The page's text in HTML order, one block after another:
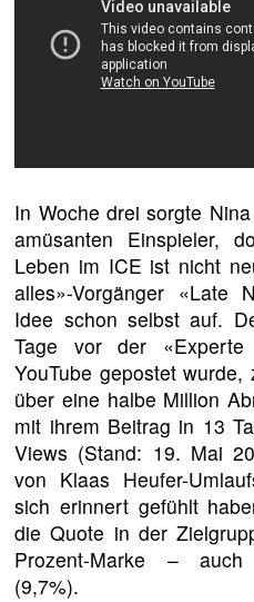
In Woche drei sorgte
amüsanten Einspieler,
Leben im ICE ist nicht
alles»-Vorgänger «Late
Idee schon selbst auf.
Tage vor der
YouTube gepostet
über eine halbe Million
mit ihrem Beitrag in 13
Views (Stand: 19. Mai
von Klaas Heufer-
sich erinnert gefühlt
die Quote in der
Prozent-Marke –
(9,7%).